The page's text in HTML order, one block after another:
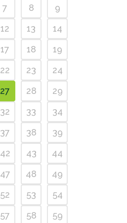
7 8
9
12 13
14
17 18
19
22 23
24
27 28
29
32 33
34
37 38
39
42 43
44
47 48
49
52 53
54
57 58
59